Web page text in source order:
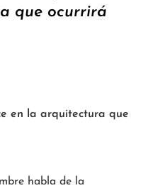
que ocurrirá
en la arquitectura que
habla de la